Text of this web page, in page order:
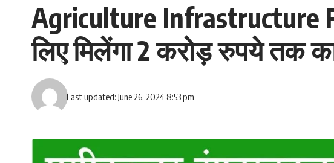
Agriculture Infrastructure
लिए मिलेंगा 2 करोड़ रुपये तक
Last updated: June 26, 2024 8:53 pm